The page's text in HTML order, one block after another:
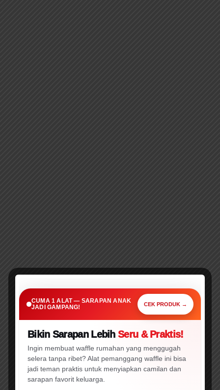
CUMA 1 ALAT — SARAPAN ANAK
JADI GAMPANG!
CEK PRODUK →
🔥 WAJIB CEK! ⚡ PROMO
Sarapan Anak Jadi Gampang!
Bikin Sarapan LebihSeru & Praktis!
Ingin membuat waffle rumahan yang menggugah
selera tanpa ribet? Alat pemanggang waffle ini bisa
jadi teman praktis untuk menyiapkan camilan dan
sarapan favorit keluarga.